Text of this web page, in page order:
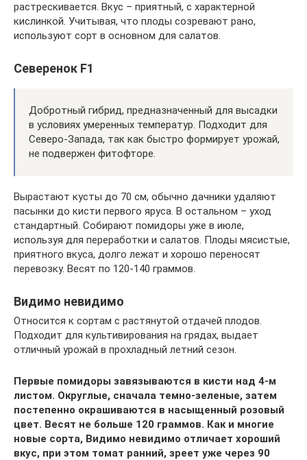
растрескивается. Вкус – приятный, с характерной
кислинкой. Учитывая, что плоды созревают рано,
используют сорт в основном для салатов.
Северенок F1
Добротный гибрид, предназначенный для высадки
в условиях умеренных температур. Подходит для
Северо-Запада, так как быстро формирует урожай,
не подвержен фитофторе.
Вырастают кусты до 70 см, обычно дачники удаляют
пасынки до кисти первого яруса. В остальном – уход
стандартный. Собирают помидоры уже в июле,
используя для переработки и салатов. Плоды мясистые,
приятного вкуса, долго лежат и хорошо переносят
перевозку. Весят по 120-140 граммов.
Видимо невидимо
Относится к сортам с растянутой отдачей плодов.
Подходит для культивирования на грядах, выдает
отличный урожай в прохладный летний сезон.
Первые помидоры завязываются в кисти над 4-м
листом. Округлые, сначала темно-зеленые, затем
постепенно окрашиваются в насыщенный розовый
цвет. Весят не больше 120 граммов. Как и многие
новые сорта, Видимо невидимо отличает хороший
вкус, при этом томат ранний, зреет уже через 90